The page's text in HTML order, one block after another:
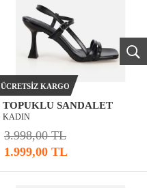
TOPUKLU SANDALET
KADIN
3.998,00 TL
1.999,00 TL
ÜCRETSIZ KARGO